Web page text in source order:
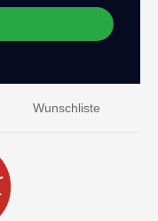
Wunschliste